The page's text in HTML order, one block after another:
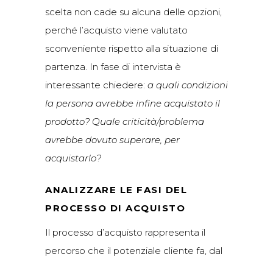
scelta non cade su alcuna delle opzioni,
perché l’acquisto viene valutato
sconveniente rispetto alla situazione di
partenza. In fase di intervista è
interessante chiedere: a quali condizioni
la persona avrebbe infine acquistato il
prodotto? Quale criticità/problema
avrebbe dovuto superare, per
acquistarlo?
ANALIZZARE LE FASI DEL
PROCESSO DI ACQUISTO
Il processo d’acquisto rappresenta il
percorso che il potenziale cliente fa, dal